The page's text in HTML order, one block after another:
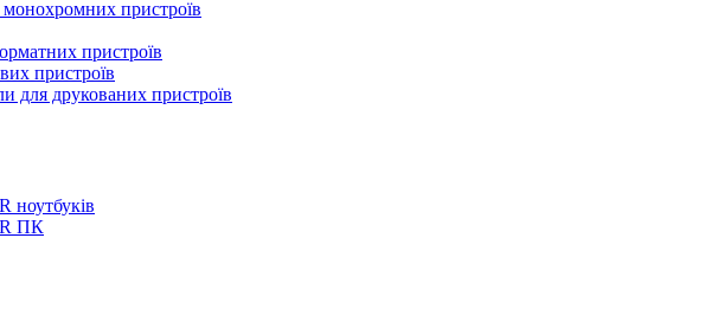
пристроїв
пристроїв
пристроїв
для друкованих пристроїв
ноутбуків
ПК